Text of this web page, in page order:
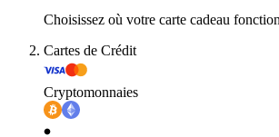
Choisissez où votre carte cadeau
Cartes de Crédit
Cryptomonnaies